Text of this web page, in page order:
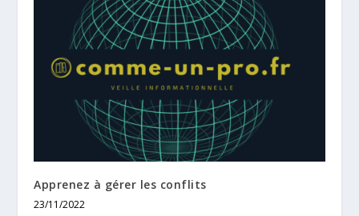
Apprenez à gérer les conflits
23/11/2022